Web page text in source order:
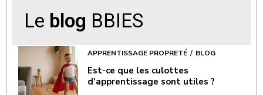
Le blog BBIES
APPRENTISSAGE PROPRETÉ BLOG
Est-ce que les culottes
d’apprentissage sont utiles ?